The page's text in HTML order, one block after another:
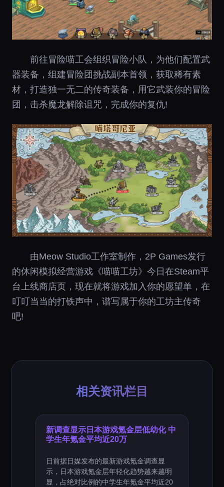
前往冒险喵工会组织冒险小队，为他们配置武
器装备，组建冒险团挑战副本首领，获取稀有素
材，打造独一无二的传奇装备，用它武装你的冒险
团，击杀魔龙解除诅咒，完成你的复仇!
由Meow Studio工作室制作，2P Games发行
的休闲模拟经营游戏《喵喵工坊》今日在Steam平
台上线商店页，现在就将游戏加入你的愿望单，在
叮叮当当的打铁声中，谱写属于你的工坊主传奇
吧!
相关资讯栏目
新调查显示日本游戏氪金层低幼化 中
学生年氪金平均近20万
日前据日媒发布的最新游戏氪金调查显
示，日本游戏氪金层年轻化趋势越来越明
显，占绝对比例的中学生年氪金平均近20